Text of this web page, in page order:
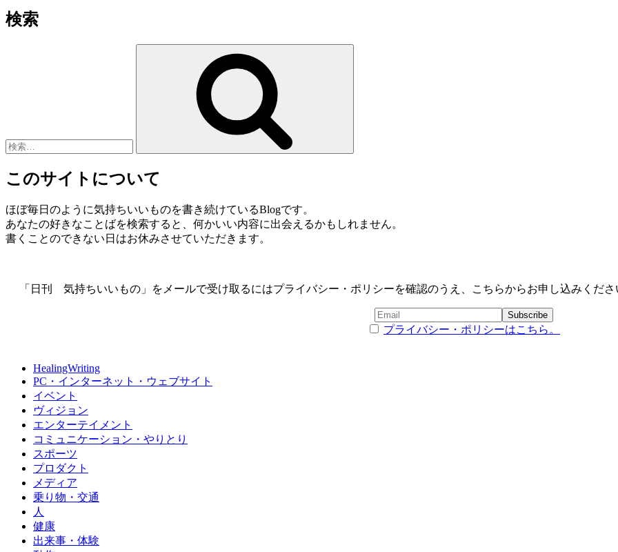
検索
このサイトについて
ほぼ毎日のように気持ちいいものを書き続けているBlogです。
あなたの好きなことばを検索すると、何かいい内容に出会えるかもしれません。
書くことのできない日はお休みさせていただきます。
「日刊 気持ちいいもの」をメールで受け取るにはプライバシー・ポリシーを確認のうえ、こちらからお申し込みくださ
プライバシー・ポリシーはこちら。
HealingWriting
PC・インターネット・ウェブサイト
イベント
ヴィジョン
エンターテイメント
コミュニケーション・やりとり
スポーツ
プロダクト
メディア
乗り物・交通
人
健康
出来事・体験